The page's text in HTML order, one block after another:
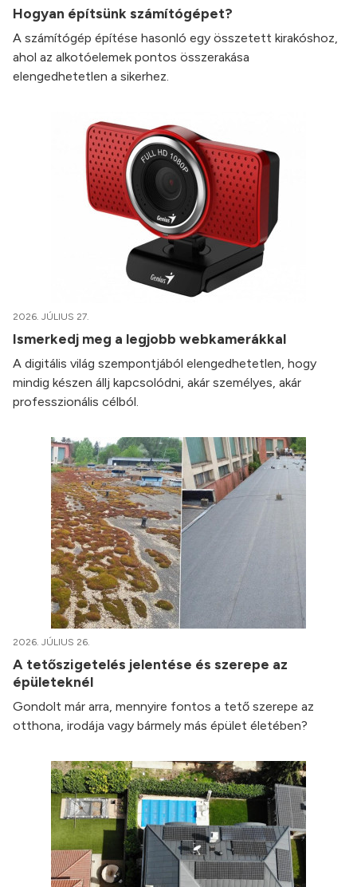
Hogyan építsünk számítógépet?
A számítógép építése hasonló egy összetett kirakóshoz,
ahol az alkotóelemek pontos összerakása
elengedhetetlen a sikerhez.
2026. JÚLIUS 27.
Ismerkedj meg a legjobb webkamerákkal
A digitális világ szempontjából elengedhetetlen, hogy
mindig készen állj kapcsolódni, akár személyes, akár
professzionális célból.
2026. JÚLIUS 26.
A tetőszigetelés jelentése és szerepe az
épületeknél
Gondolt már arra, mennyire fontos a tető szerepe az
otthona, irodája vagy bármely más épület életében?